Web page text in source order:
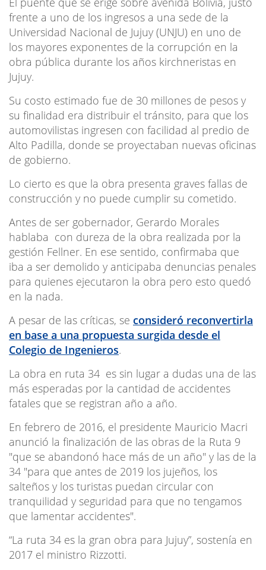
frente a uno de los ingresos a una sede de la
Universidad Nacional de Jujuy (UNJU) en uno de
los mayores exponentes de la corrupción en la
obra pública durante los años kirchneristas en
Jujuy.
Su costo estimado fue de 30 millones de pesos y
su finalidad era distribuir el tránsito, para que los
automovilistas ingresen con facilidad al predio de
Alto Padilla, donde se proyectaban nuevas oficinas
de gobierno.
Lo cierto es que la obra presenta graves fallas de
construcción y no puede cumplir su cometido.
Antes de ser gobernador, Gerardo Morales
hablaba con dureza de la obra realizada por la
gestión Fellner. En ese sentido, confirmaba que
iba a ser demolido y anticipaba denuncias penales
para quienes ejecutaron la obra pero esto quedó
en la nada.
A pesar de las críticas, se consideró reconvertirla
en base a una propuesta surgida desde el
Colegio de Ingenieros.
La obra en ruta 34 es sin lugar a dudas una de las
más esperadas por la cantidad de accidentes
fatales que se registran año a año.
En febrero de 2016, el presidente Mauricio Macri
anunció la finalización de las obras de la Ruta 9
"que se abandonó hace más de un año" y las de la
34 "para que antes de 2019 los jujeños, los
salteños y los turistas puedan circular con
tranquilidad y seguridad para que no tengamos
que lamentar accidentes".
“La ruta 34 es la gran obra para Jujuy”, sostenía en
2017 el ministro Rizzotti.